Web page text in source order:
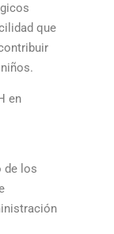
que
en
de los